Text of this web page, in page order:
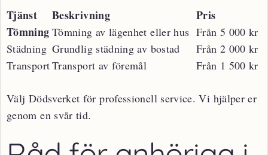
Tjänst Beskrivning
Pris
Tömning Tömning av lägenhet eller hus Från 5 000 kr
Städning Grundlig städning av bostad
Från 2 000 kr
TransportTransport av föremål Från 1 500 kr
Välj Dödsverket för professionell service. Vi hjälper er
genom en svår tid.